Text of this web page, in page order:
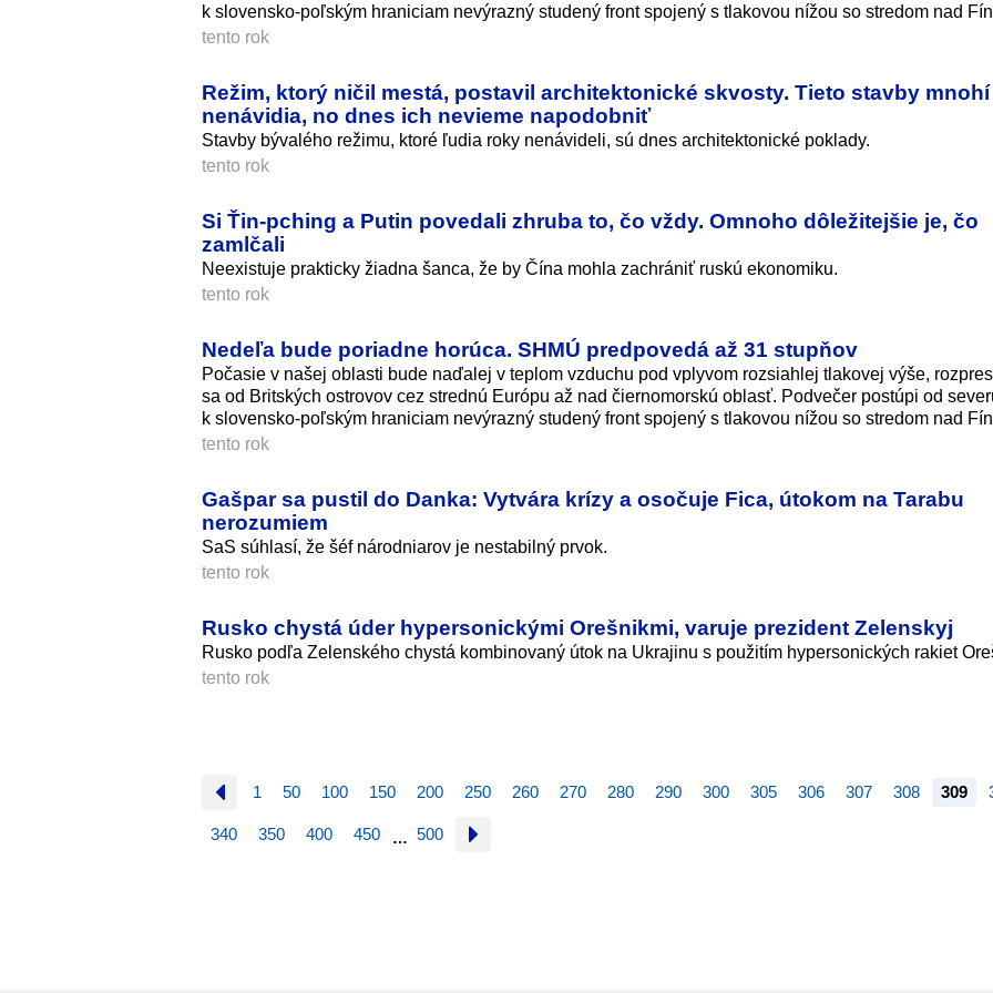
k slovensko-poľským hraniciam nevýrazný studený front spojený s tlakovou nížou so stredom nad
tento rok
Režim, ktorý ničil mestá, postavil architektonické skvosty. Tieto stavby mnohí
nenávidia, no dnes ich nevieme napodobniť
Stavby bývalého režimu, ktoré ľudia roky nenávideli, sú dnes architektonické poklady.
tento rok
Si Ťin-pching a Putin povedali zhruba to, čo vždy. Omnoho dôležitejšie je, čo
zamlčali
Neexistuje prakticky žiadna šanca, že by Čína mohla zachrániť ruskú ekonomiku.
tento rok
Nedeľa bude poriadne horúca. SHMÚ predpovedá až 31 stupňov
Počasie v našej oblasti bude naďalej v teplom vzduchu pod vplyvom rozsiahlej tlakovej výše,
sa od Britských ostrovov cez strednú Európu až nad čiernomorskú oblasť. Podvečer postúpi od
k slovensko-poľským hraniciam nevýrazný studený front spojený s tlakovou nížou so stredom nad
tento rok
Gašpar sa pustil do Danka: Vytvára krízy a osočuje Fica, útokom na Tarabu
nerozumiem
SaS súhlasí, že šéf národniarov je nestabilný prvok.
tento rok
Rusko chystá úder hypersonickými Orešnikmi, varuje prezident Zelenskyj
Rusko podľa Zelenského chystá kombinovaný útok na Ukrajinu s použitím hypersonických rakiet
tento rok
1 50 100 150 200 250 260 270 280 290 300 305 306 307 308 309
340 350 400 450 … 500